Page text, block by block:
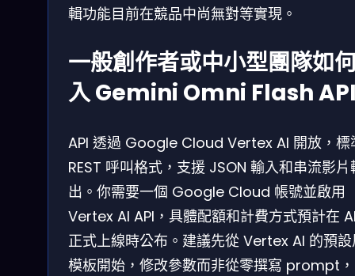
輯功能目前在競品中尚無對等實現。
一般創作者或中小型團隊如
入 Gemini Omni Flash
API 透過 Google Cloud Vertex AI 開放，標
REST 呼叫格式，支援 JSON 輸入和串流影片
出。你需要一個 Google Cloud 帳號並啟用
Vertex AI API，具體配額和計費方式預計在
正式上線時公布。建議先從 Vertex AI 的預
模板開始，修改參數而非從零撰寫 prompt